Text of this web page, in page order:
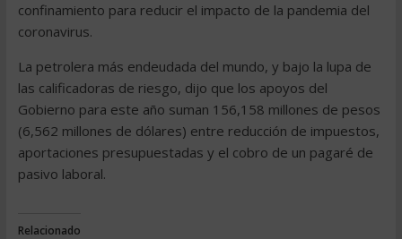
confinamiento para reducir el impacto de la pandemia del
coronavirus.
La petrolera más endeudada del mundo, y bajo la lupa de
las calificadoras de riesgo, dijo que los apoyos del
Gobierno para este año suman 156,158 millones de pesos
(6,562 millones de dólares) entre reducción de impuestos,
aportaciones presupuestadas y el cobro de un pagaré de
pasivo laboral.
Relacionado